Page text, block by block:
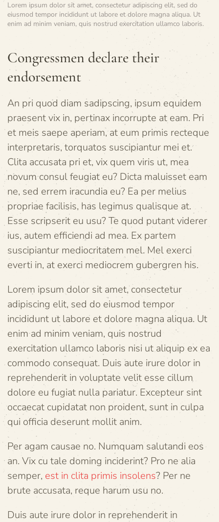
Lorem ipsum dolor sit amet, consectetur adipiscing elit, sed do
eiusmod tempor incididunt ut labore et dolore magna aliqua. Ut
enim ad minim veniam, quis nostrud exercitation ullamco laboris.
Congressmen declare their
endorsement
An pri quod diam sadipscing, ipsum equidem
praesent vix in, pertinax incorrupte at eam. Pri
et meis saepe aperiam, at eum primis recteque
interpretaris, torquatos suscipiantur mei et.
Clita accusata pri et, vix quem viris ut, mea
novum consul feugiat eu? Dicta maluisset eam
ne, sed errem iracundia eu? Ea per melius
propriae facilisis, has legimus qualisque at.
Esse scripserit eu usu? Te quod putant viderer
ius, autem efficiendi ad mea. Ex partem
suscipiantur mediocritatem mel. Mel exerci
everti in, at exerci mediocrem gubergren his.
Lorem ipsum dolor sit amet, consectetur
adipiscing elit, sed do eiusmod tempor
incididunt ut labore et dolore magna aliqua. Ut
enim ad minim veniam, quis nostrud
exercitation ullamco laboris nisi ut aliquip ex ea
commodo consequat. Duis aute irure dolor in
reprehenderit in voluptate velit esse cillum
dolore eu fugiat nulla pariatur. Excepteur sint
occaecat cupidatat non proident, sunt in culpa
qui officia deserunt mollit anim.
Per agam causae no. Numquam salutandi eos
an. Vix cu tale doming inciderint? Pro ne alia
semper, est in clita primis insolens? Per ne
brute accusata, reque harum usu no.
Duis aute irure dolor in reprehenderit in